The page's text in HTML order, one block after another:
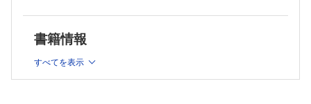
4. 誤嚥性肺炎【吉松由貴】
6. 肺がん ～高齢肺がん患者さんへの栄養サポート【上島順
子】
書籍情報
すべてを表示